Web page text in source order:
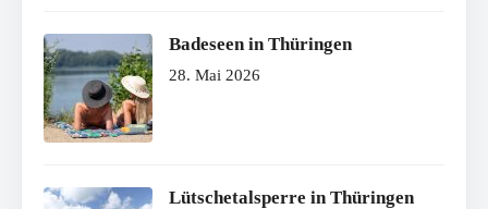
Badeseen in Thüringen
28. Mai 2026
Lütschetalsperre in Thüringen